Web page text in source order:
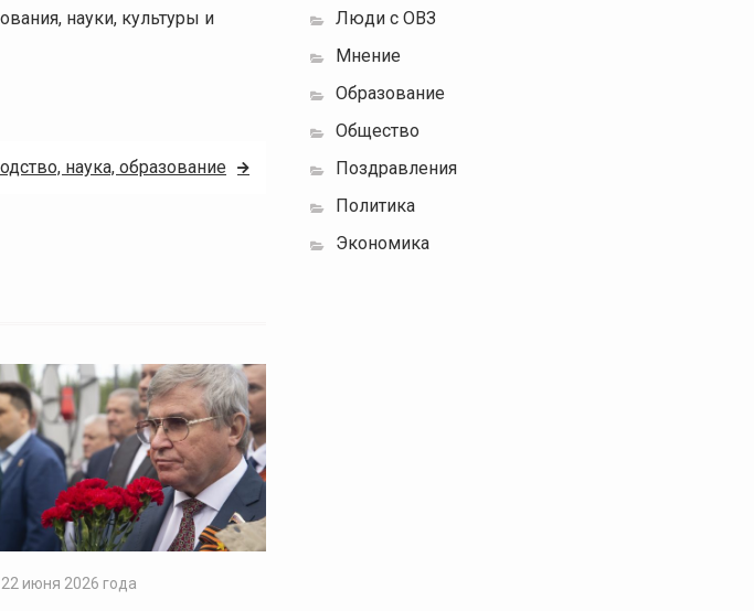
науки, культуры и
наука, образование
22 июня 2026 года
Люди с ОВЗ
Мнение
Образование
Общество
Поздравления
Политика
Экономика